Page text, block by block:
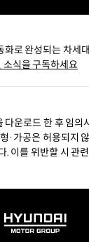
화로 완성되는 차세
레스트 테크데이
식을 구독하세요
다운로드 한 후 임의
·가공은 허용되지
. 이를 위반할 시 관
HYUNDAI